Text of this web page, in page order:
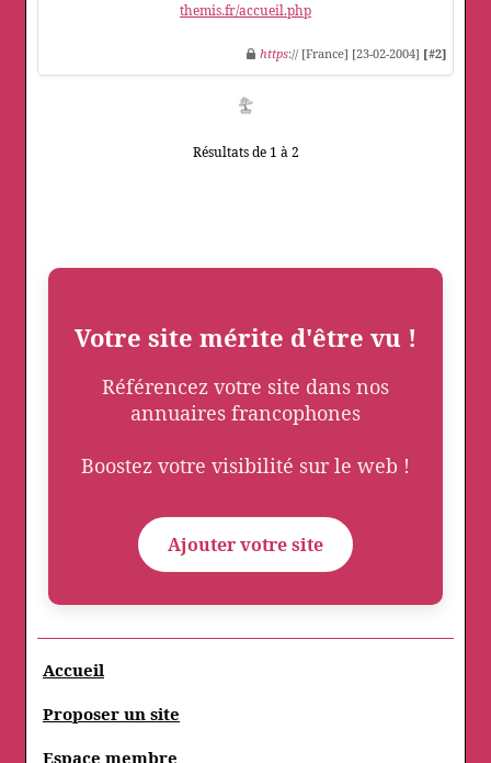
themis.fr/accueil.php
https:// [France] [23-02-2004] [#2]
Résultats de 1 à 2
Votre site mérite d'être vu !
Référencez votre site dans nos
annuaires francophones
Boostez votre visibilité sur le web !
Ajouter votre site
Accueil
Proposer un site
Espace membre